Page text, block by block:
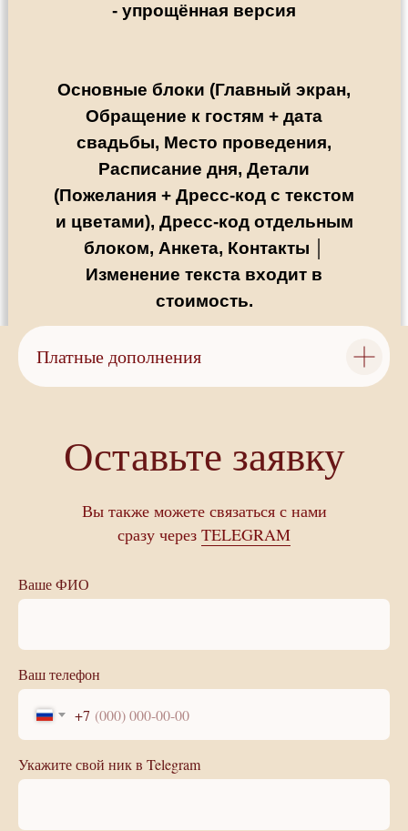
- упрощённая версия
Основные блоки (Главный экран,
Обращение к гостям + дата
свадьбы, Место проведения,
Расписание дня, Детали
(Пожелания + Дресс-код с текстом
и цветами), Дресс-код отдельным
блоком, Анкета, Контакты │
Изменение текста входит в
стоимость.
Платные дополнения
Оставьте заявку
Вы также можете связаться с нами
сразу через TELEGRAM
Ваше ФИО
Ваш телефон
+7
Укажите свой ник в Telegram